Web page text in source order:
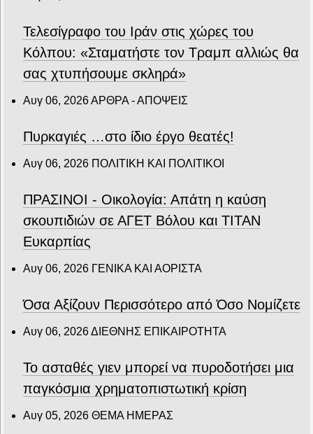
Τελεσίγραφο του Ιράν στις χώρες του
Κόλπου: «Σταματήστε τον Τραμπ αλλιώς θα
σας χτυπήσουμε σκληρά»
Αυγ 06, 2026ΑΡΘΡΑ - ΑΠΟΨΕΙΣ
Πυρκαγιές …στο ίδιο έργο θεατές!
Αυγ 06, 2026 ΠΟΛΙΤΙΚΗ ΚΑΙ ΠΟΛΙΤΙΚΟΙ
ΠΡΑΣΙΝΟΙ - Οικολογία: Απάτη η καύση
σκουπιδιών σε ΑΓΕΤ Βόλου και ΤΙΤΑΝ
Ευκαρπίας
Αυγ 06, 2026 ΓΕΝΙΚΑ ΚΑΙ ΑΟΡΙΣΤΑ
Όσα Αξίζουν Περισσότερο από Όσο Νομίζετε
Αυγ 06, 2026ΔΙΕΘΝΗΣ ΕΠΙΚΑΙΡΟΤΗΤΑ
Το ασταθές γιεν μπορεί να πυροδοτήσει μια
παγκόσμια χρηματοπιστωτική κρίση
Αυγ 05, 2026 ΘΕΜΑ ΗΜΕΡΑΣ